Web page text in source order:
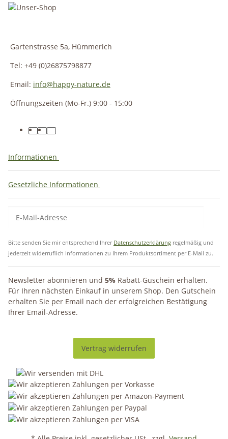
Gartenstrasse 5a, Hümmerich
Tel: +49 (0)26875798877
Email: info@happy-nature.de
Öffnungszeiten (Mo-Fr.) 9:00 - 15:00
Informationen
Gesetzliche Informationen
Bitte senden Sie mir entsprechend Ihrer Datenschutzerklärung regelmäßig und
jederzeit widerruflich Informationen zu Ihrem Produktsortiment per E-Mail zu.
Newsletter abonnieren und 5% Rabatt-Guschein erhalten.
Für Ihren nächsten Einkauf in unserem Shop. Den Gutschein
erhalten Sie per Email nach der erfolgreichen Bestätigung
Ihrer Email-Adresse.
Vertrag widerrufen